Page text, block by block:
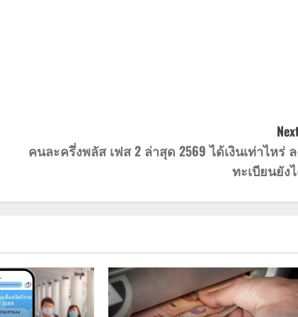
คนละครึ่งพลัส เฟส 2 ล่าสุด 2569 ได้เงินเท่าไหร่
ทะเบียนยัง